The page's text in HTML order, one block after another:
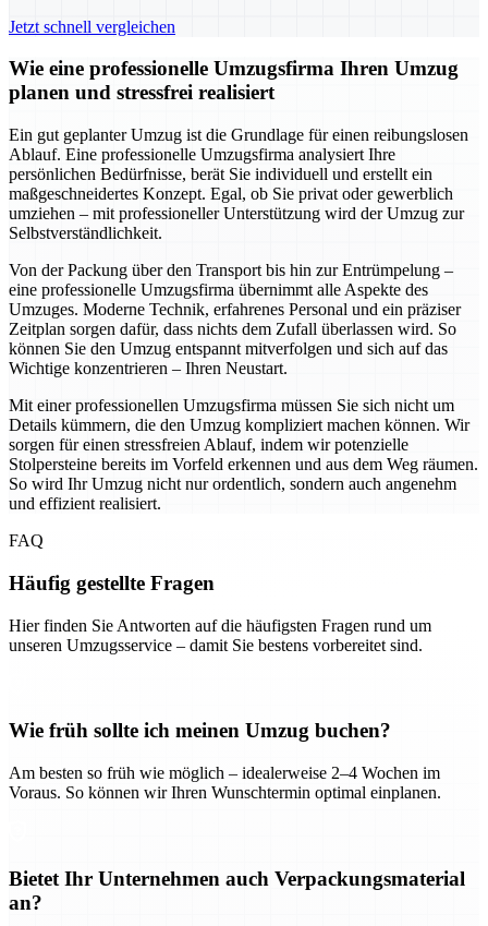
Jetzt schnell vergleichen
Wie eine professionelle Umzugsfirma Ihren Umzug
planen und stressfrei realisiert
Ein gut geplanter Umzug ist die Grundlage für einen reibungslosen
Ablauf. Eine professionelle Umzugsfirma analysiert Ihre
persönlichen Bedürfnisse, berät Sie individuell und erstellt ein
maßgeschneidertes Konzept. Egal, ob Sie privat oder gewerblich
umziehen – mit professioneller Unterstützung wird der Umzug zur
Selbstverständlichkeit.
Von der Packung über den Transport bis hin zur Entrümpelung –
eine professionelle Umzugsfirma übernimmt alle Aspekte des
Umzuges. Moderne Technik, erfahrenes Personal und ein präziser
Zeitplan sorgen dafür, dass nichts dem Zufall überlassen wird. So
können Sie den Umzug entspannt mitverfolgen und sich auf das
Wichtige konzentrieren – Ihren Neustart.
Mit einer professionellen Umzugsfirma müssen Sie sich nicht um
Details kümmern, die den Umzug kompliziert machen können. Wir
sorgen für einen stressfreien Ablauf, indem wir potenzielle
Stolpersteine bereits im Vorfeld erkennen und aus dem Weg räumen.
So wird Ihr Umzug nicht nur ordentlich, sondern auch angenehm
und effizient realisiert.
FAQ
Häufig gestellte Fragen
Hier finden Sie Antworten auf die häufigsten Fragen rund um
unseren Umzugsservice – damit Sie bestens vorbereitet sind.
Wie früh sollte ich meinen Umzug buchen?
Am besten so früh wie möglich – idealerweise 2–4 Wochen im
Voraus. So können wir Ihren Wunschtermin optimal einplanen.
Bietet Ihr Unternehmen auch Verpackungsmaterial
an?